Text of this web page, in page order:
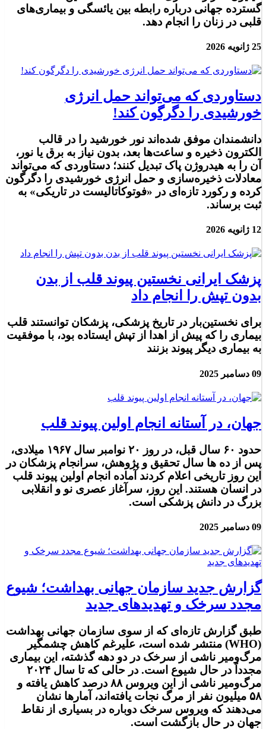
گسترده جهانی درباره رابطه بین یائسگی و بیماری‌های
قلبی در زنان را انجام دهد.
25 ژانویه 2026
دستاوردی که می‌تواند حمل انرژی
خورشیدی را دگرگون کند!
دانشمندان موفق شده‌اند نور خورشید را در قالب
الکترون ذخیره و ساعت‌ها بعد، بدون نیاز به برق یا نور،
آن را به هیدروژن پاک تبدیل کنند؛ دستاوردی که می‌تواند
معادلات ذخیره‌سازی و حمل انرژی خورشیدی را دگرگون
کرده و رکورد تازه‌ای در «فوتوکاتالیست در تاریکی» به
ثبت برساند.
12 ژانویه 2026
پزشک ایرانی نخستین پیوند قلب از بدن
بدون تپش را انجام داد
برای نخستین‌بار در تاریخ پزشکی، پزشکان توانستند قلب
بیماری را که پیش از اهدا از تپش ایستاده بود، با موفقیت
به بیماری دیگر پیوند بزنند
09 دسامبر 2025
جهان، در آستانه انجام اولین پیوند قلب
حدود ۶۰ سال قبل، در روز ۲۰ نوامبر سال ۱۹۶۷ میلادی،
پس از ده ها سال تحقیق و پژوهش، سرانجام پزشکان در
این روز تاریخی اعلام کردند آماده انجام اولین پیوند قلب
در انسان هستند. این روز، سرآغاز عصری نو و انقلابی
بزرگ در دانش پزشکی است.
09 دسامبر 2025
گزارش جدید سازمان جهانی بهداشت؛ شیوع
مجدد سرخک و تهدیدهای جدید
طبق گزارش تازه‌ای که از سوی سازمان جهانی بهداشت
(WHO) منتشر شده است، علیرغم کاهش چشمگیر
مرگ‌ومیر ناشی از سرخک در دو دهه گذشته، این بیماری
مجدداً در حال شیوع است. در حالی که تا سال ۲۰۲۴
مرگ‌ومیر ناشی از این ویروس ۸۸ درصد کاهش یافته و
۵۸ میلیون نفر از مرگ نجات یافته‌اند، آمارها نشان
می‌دهند که ویروس سرخک دوباره در بسیاری از نقاط
جهان در حال بازگشت است.